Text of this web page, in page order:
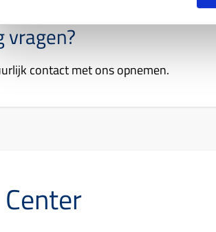
vragen?
contact met ons opnemen.